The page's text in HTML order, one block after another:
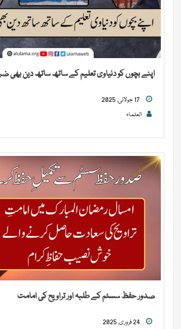
اپنے بچوں کو دنیاوی تعلیم کے ساتھ ساتھ دین بھی
العلماء
صدور حفظ سسٹم کے طلبہ اور تراویح کی امامت